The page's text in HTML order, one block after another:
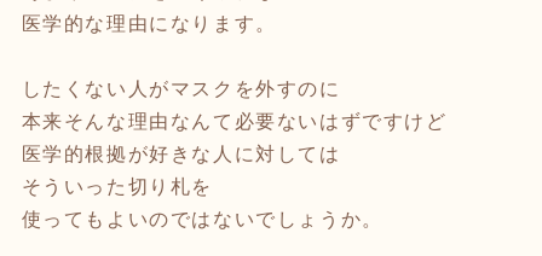
医学的な理由になります。
したくない人がマスクを外すのに
本来そんな理由なんて必要ないはずですけど
医学的根拠が好きな人に対しては
そういった切り札を
使ってもよいのではないでしょうか。